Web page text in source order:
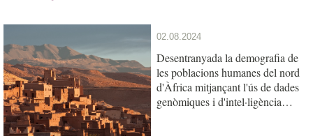
02.08.2024
Desentranyada la demografia de
les poblacions humanes del nord
d'Àfrica mitjançant l'ús de dades
genòmiques i d'intel·ligència